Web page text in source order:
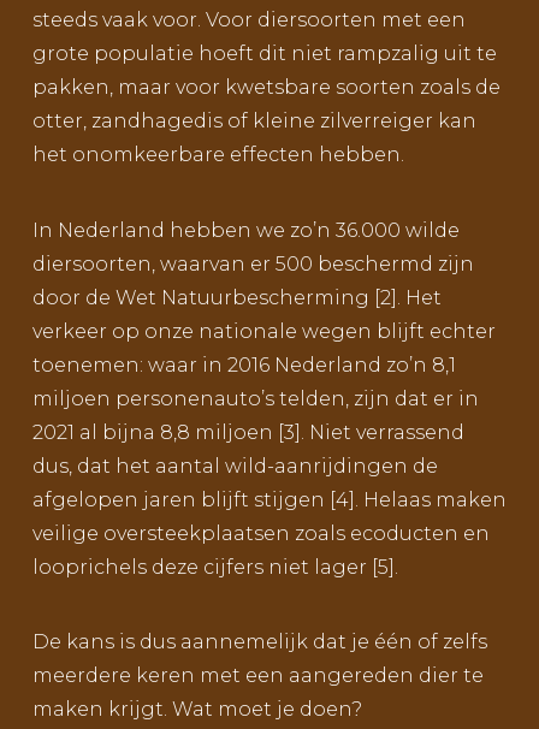
steeds vaak voor. Voor diersoorten met een
grote populatie hoeft dit niet rampzalig uit te
pakken, maar voor kwetsbare soorten zoals de
otter, zandhagedis of kleine zilverreiger kan
het onomkeerbare effecten hebben.
In Nederland hebben we zo’n 36.000 wilde
diersoorten, waarvan er 500 beschermd zijn
door de Wet Natuurbescherming [2]. Het
verkeer op onze nationale wegen blijft echter
toenemen: waar in 2016 Nederland zo’n 8,1
miljoen personenauto’s telden, zijn dat er in
2021 al bijna 8,8 miljoen [3]. Niet verrassend
dus, dat het aantal wild-aanrijdingen de
afgelopen jaren blijft stijgen [4]. Helaas maken
veilige oversteekplaatsen zoals ecoducten en
looprichels deze cijfers niet lager [5].
De kans is dus aannemelijk dat je één of zelfs
meerdere keren met een aangereden dier te
maken krijgt. Wat moet je doen?